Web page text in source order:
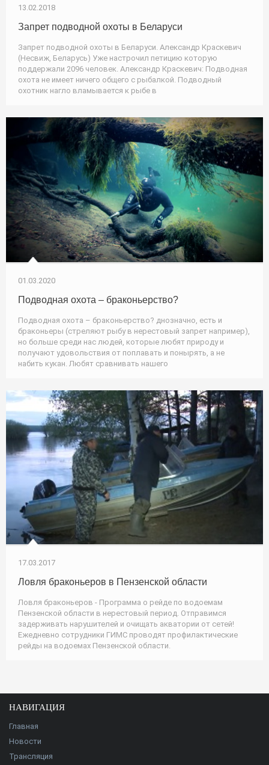
13.02.2018
Запрет подводной охоты в Беларуси
Запрет подводной охоты в Беларуси. Александр Краскевич
(Несвиж, Беларусь) Уже настрочил петицию которую
поддержали 2096 человек. Александр Краскевич: Подводная
охота не имеет ничего общего с рыбалкой. Подводный
охотник нагло вламывается к рыбе в
01.03.2020
Подводная охота – браконьерство?
Подводная охота – браконьерство? днозначно, есть и
браконьеры (стреляют рыбу в нерестовый запрет например),
но больше среди нас людей, которые любят природу и
получают удовольствия от поплавать и понырять, а не
набить кукан. Любят сравнивать нашего
17.03.2017
Ловля браконьеров в Пензенской области
Ловля браконьеров - Программа о рейде по водоемам
Пензенской области в нерестовый период. Отправимся
задерживать нарушителей и очищать акватории от сетей!
Ежедневно сотрудники ГИМС проводят профилактические
рейды на водоемах Пензенской области.
НАВИГАЦИЯ
Главная
Новости
Трансляция